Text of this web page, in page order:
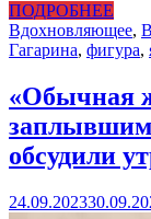
ПОДРОБНЕЕ
Вдохновляющее,
Гагарина, фигура,
«Обычная
обсудили
24.09.2023